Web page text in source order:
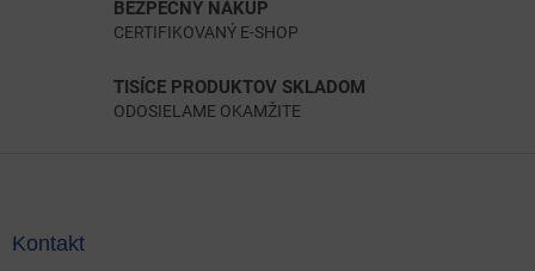
BEZPEČNÝ NÁKUP
CERTIFIKOVANÝ E-SHOP
TISÍCE PRODUKTOV SKLADOM
ODOSIELAME OKAMŽITE
Kontakt